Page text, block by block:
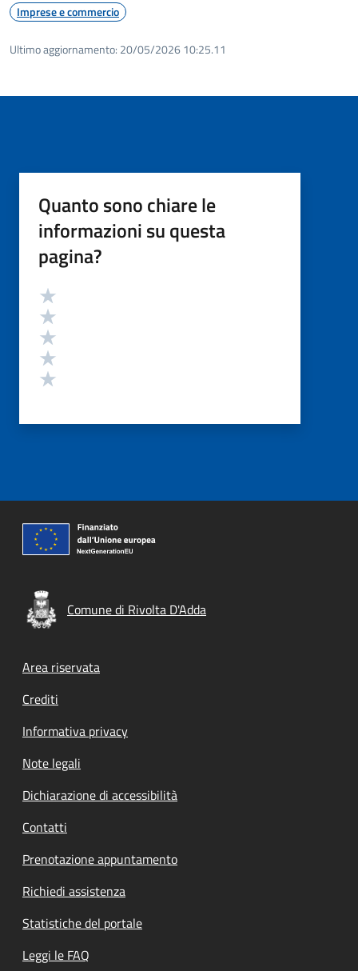
Imprese e commercio
Ultimo aggiornamento: 20/05/2026 10:25.11
Quanto sono chiare le
informazioni su questa
pagina?
Valutazione
Comune di Rivolta D'Adda
Footer menu
Area riservata
Crediti
Informativa privacy
Note legali
Dichiarazione di accessibilità
Contatti
Prenotazione appuntamento
Richiedi assistenza
Statistiche del portale
Leggi le FAQ